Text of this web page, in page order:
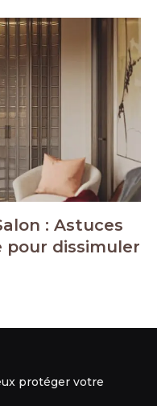
: Astuces
pour dissimuler
protéger votre